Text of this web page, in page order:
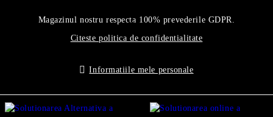
Magazinul nostru respecta 100% prevederile GDPR.
Citeste politica de confidentialitate
Informatiile mele personale